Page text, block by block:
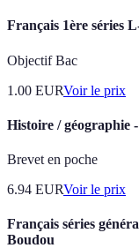
Français 1ère séries
Objectif Bac
1.00 EURVoir le prix
Histoire / géographie
Brevet en poche
6.94 EURVoir le prix
Français séries
Boudou